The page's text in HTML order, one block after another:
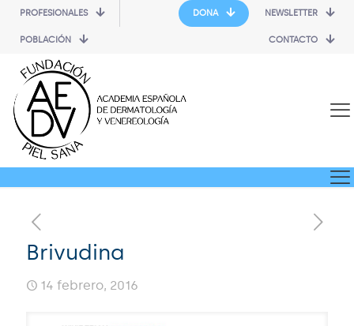
PROFESIONALES
POBLACIÓN
DONA NEWSLETTER
CONTACTO
Brivudina
14 febrero, 2016